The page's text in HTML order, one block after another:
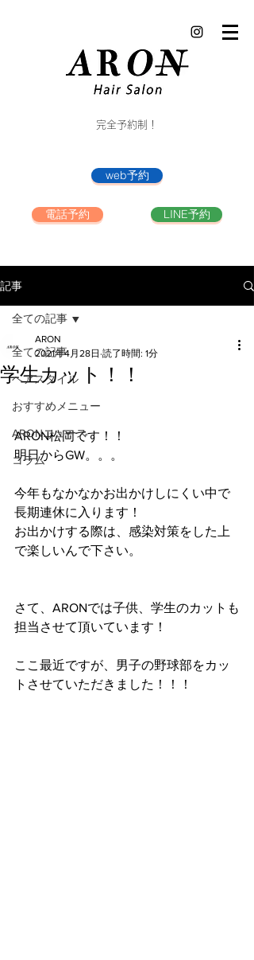
完全予約制！
web予約
電話予約 LINE予約
記事
全ての記事
ヘアスタイル
おすすめメニュー
ARONニュース
コラム
全ての記事
学生カット！！
ARON
2021年4月28日 読了時間: 1分
ARON松岡です！！
明日からGW。。。
今年もなかなかお出かけしにくい中で
長期連休に入ります！
お出かけする際は、感染対策をした上
で楽しいんで下さい。
さて、ARONでは子供、学生のカットも
担当させて頂いています！
ここ最近ですが、男子の野球部をカッ
トさせていただきました！！！